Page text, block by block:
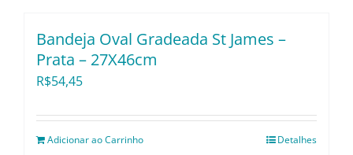
Bandeja Oval Gradeada St James –
Prata – 27X46cm
R$54,45
Adicionar ao Carrinho Detalhes